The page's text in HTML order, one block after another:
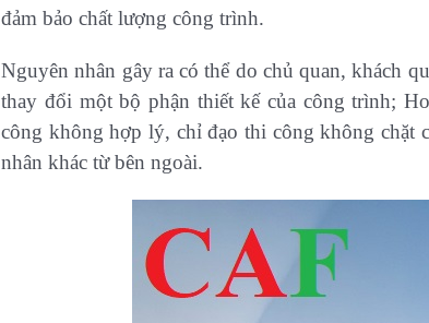
đảm bảo chất lượng công trình.
Nguyên nhân gây ra có thể do chủ quan, khách
thay đổi một bộ phận thiết kế của công trình;
công không hợp lý, chỉ đạo thi công không chặt
nhân khác từ bên ngoài.